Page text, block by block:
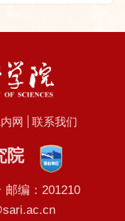
网 联系我们
院
邮编：201210